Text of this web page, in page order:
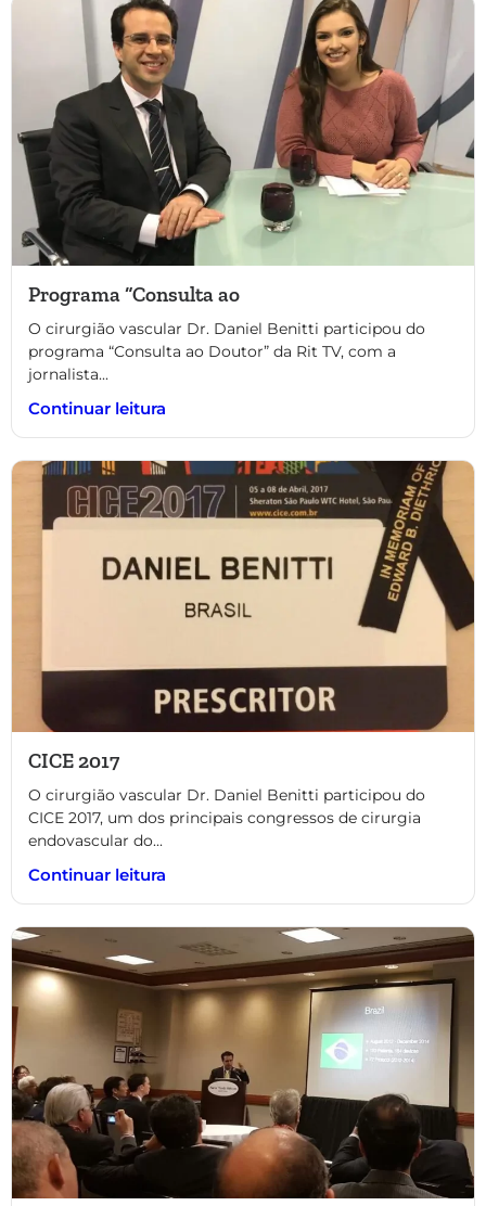
Programa “Consulta ao
O cirurgião vascular Dr. Daniel Benitti participou do
programa “Consulta ao Doutor” da Rit TV, com a
jornalista...
Continuar leitura
CICE 2017
O cirurgião vascular Dr. Daniel Benitti participou do
CICE 2017, um dos principais congressos de cirurgia
endovascular do...
Continuar leitura